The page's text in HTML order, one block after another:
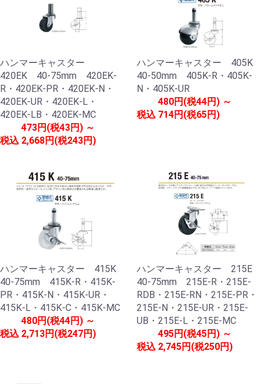
ハンマーキャスター
420EK 40-75mm 420EK-
R・420EK-PR・420EK-N・
420EK-UR・420EK-L・
420EK-LB・420EK-MC
税込
473円(税43円) ～
2,668円(税243円)
ハンマーキャスター 405K
40-50mm 405K-R・405K-
N・405K-UR
税込
480円(税44円) ～
714円(税65円)
ハンマーキャスター 415K
40-75mm 415K-R・415K-
PR・415K-N・415K-UR・
415K-L・415K-C・415K-MC
税込
480円(税44円) ～
2,713円(税247円)
ハンマーキャスター 215E
40-75mm 215E-R・215E-
RDB・215E-RN・215E-PR・
215E-N・215E-UR・215E-
UB・215E-L・215E-MC
税込
495円(税45円) ～
2,745円(税250円)